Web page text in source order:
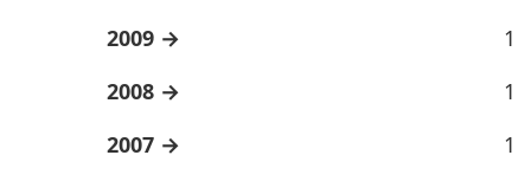
2009
1
2008
1
2007
1